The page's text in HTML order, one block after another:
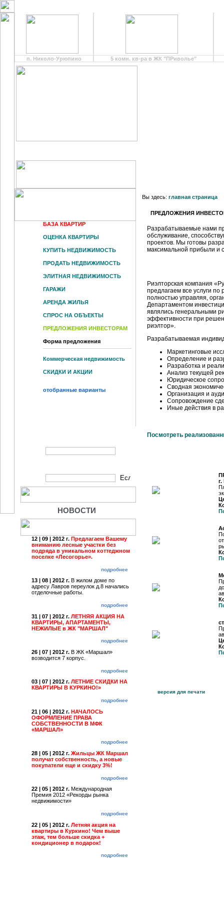
п. Николо-Урюпино 5 комн. кв-ра в ЖК "ПРиволье"
БАЗА КВАРТИР
ОЦЕНКА КВАРТИРЫ
КУПИТЬ НЕДВИЖИМОСТЬ
ПРОДАТЬ НЕДВИЖИМОСТЬ
ЭЛИТНАЯ НЕДВИЖИМОСТЬ
ГАРАЖИ
АРЕНДА ЖИЛЬЯ
СПРОС НА ОБЪЕКТЫ
ПРЕДЛОЖЕНИЯ ИНВЕСТОРАМ
Форма предложения
Коммерческая недвижимость
СКИДКИ И АКЦИИ
отобранные варианты
НОВОСТИ
12 | 09 | 2012 г. Предлагаем Вашему
вниманию лесные участки без
подряда в уникальном коттеджном
поселке «Лесогорье».
подробнее
13 | 08 | 2012 г. В жилом доме по
адресу Лавров переулок д.8 начались
отделочные работы.
подробнее
31 | 07 | 2012 г. ЛЕТНЯЯ АКЦИЯ НА
КВАРТИРЫ, АПАРТАМЕНТЫ,
НЕЖИЛЫЕ в ЖК "МАРШАЛ"
подробнее
26 | 07 | 2012 г. В ЖК «Маршал»
возводится 7 корпус.
подробнее
03 | 07 | 2012 г. ЛЕТНИЕ СКИДКИ НА
КВАРТИРЫ В КУРКИНО!»
подробнее
21 | 06 | 2012 г. НАЧАЛОСЬ
ОФОРМЛЕНИЕ ПРАВА
СОБСТВЕННОСТИ В МФК
«МАРШАЛ»
подробнее
28 | 05 | 2012 г. Жильцы ЖК Маршал
получат собственность, а новые
покупатели еще и скидку 3%!
подробнее
22 | 05 | 2012 г. Международная
Премия 2012 «Рекорды рынка
недвижимости»
подробнее
22 | 05 | 2012 г. Летняя акция на
квартиры в Куркино! Чем выше
этаж, тем больше скидка +
кондиционер в подарок!
подробнее
Вы здесь: главная страница
ПРЕДЛОЖЕНИЯ
Разрабатываемые нами
обслуживание,
проектов. Мы готовы
максимальной прибыли и
Риэлторская компания
предлагаем все услуги
полностью управляя,
Департаментом
являлись генеральными
эффективности при
риэлтор».
Разрабатываемая
Маркетинговые
Определение и
Разработка и
Анализ текущей
Юридическое
Сводная
Организация и
Сопровождение
Иные действия в
Посмотреть
версия для печати